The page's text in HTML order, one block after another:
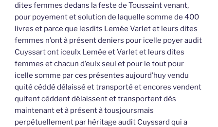
dites femmes dedans la feste de Toussaint venant,
pour poyement et solution de laquelle somme de 400
livres et parce que lesdits Lemée Varlet et leurs dites
femmes n’ont à présent deniers pour icelle poyer audit
Cuyssart ont iceulx Lemée et Varlet et leurs dites
femmes et chacun d’eulx seul et pour le tout pour
icelle somme par ces présentes aujourd’huy vendu
quité céddé délaissé et transporté et encores vendent
quitent cèddent délaissent et transportent dès
maintenant et à présent à tousjoursmais
perpétuellement par héritage audit Cuyssard qui a